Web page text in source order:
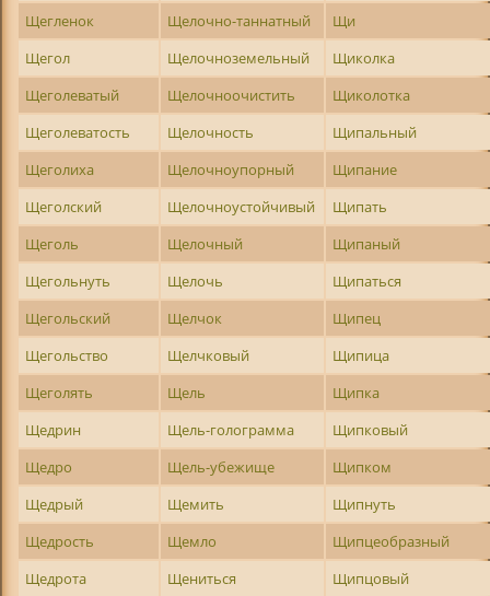
Щегленок
Щелочно-таннатный
Щи
Щегол
Щелочноземельный
Щиколка
Щеголеватый
Щелочноочистить
Щиколотка
Щеголеватость
Щелочность
Щипальный
Щеголиха
Щелочноупорный
Щипание
Щеголский
Щелочноустойчивый
Щипать
Щеголь
Щелочный
Щипаный
Щегольнуть
Щелочь
Щипаться
Щегольский
Щелчок
Щипец
Щегольство
Щелчковый
Щипица
Щеголять
Щель
Щипка
Щедрин
Щель-голограмма
Щипковый
Щедро
Щель-убежище
Щипком
Щедрый
Щемить
Щипнуть
Щедрость
Щемло
Щипцеобразный
Щедрота
Щениться
Щипцовый